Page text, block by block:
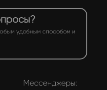
удобным способом и
Мессенджеры: